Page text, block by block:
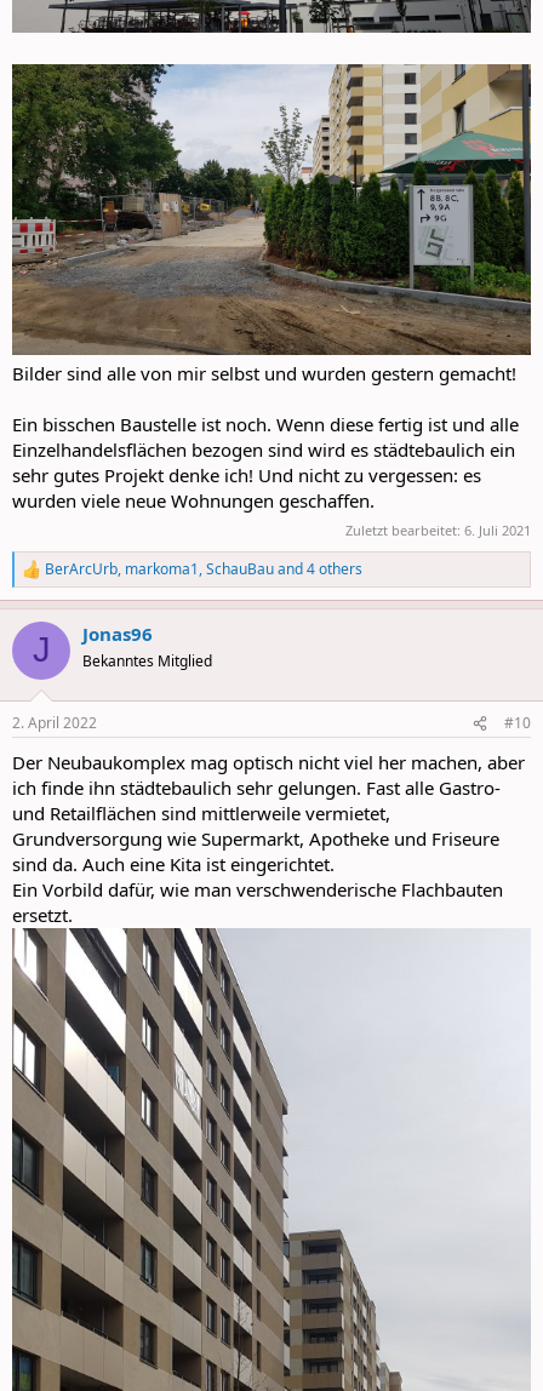
Bilder sind alle von mir selbst und wurden gestern gemacht!
Ein bisschen Baustelle ist noch. Wenn diese fertig ist und alle
Einzelhandelsflächen bezogen sind wird es städtebaulich ein
sehr gutes Projekt denke ich! Und nicht zu vergessen: es
wurden viele neue Wohnungen geschaffen.
Zuletzt bearbeitet: 6. Juli 2021
R
e
a
c
i
s
BerArcUrb, markoma1,SchauBauand 4 others
J Jonas96
Bekanntes Mitglied
2. April 2022 #10
Der Neubaukomplex mag optisch nicht viel her machen, aber
ich finde ihn städtebaulich sehr gelungen. Fast alle Gastro-
und Retailflächen sind mittlerweile vermietet,
Grundversorgung wie Supermarkt, Apotheke und Friseure
sind da. Auch eine Kita ist eingerichtet.
Ein Vorbild dafür, wie man verschwenderische Flachbauten
ersetzt.